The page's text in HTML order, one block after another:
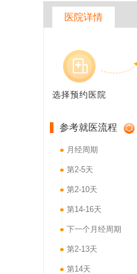
医院详情
选择预约医院
参考就医流程
月经周期
第2-5天
第2-10天
第14-16天
下一个月经周期
第2-13天
第14天